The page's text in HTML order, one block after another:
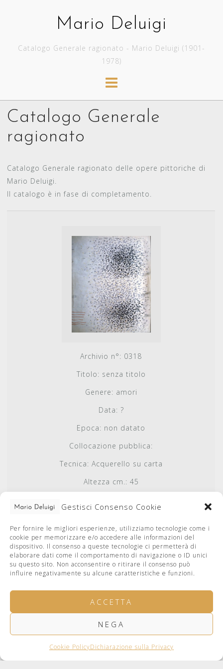
Gestisci Consenso Cookie
Per fornire le migliori esperienze, utilizziamo tecnologie come i
cookie per memorizzare e/o accedere alle informazioni del
dispositivo. Il consenso a queste tecnologie ci permetterà di
elaborare dati come il comportamento di navigazione o ID unici
su questo sito. Non acconsentire o ritirare il consenso può
influire negativamente su alcune caratteristiche e funzioni.
ACCETTA
NEGA
Cookie PolicyDichiarazione sulla Privacy
Mario Deluigi
Catalogo Generale ragionato - Mario Deluigi (1901-
1978)
Catalogo Generale
ragionato
Catalogo Generale ragionato delle opere pittoriche di
Mario Deluigi.
Il catalogo è in fase di completamento.
Archivio n°: 0318
Titolo: senza titolo
Genere: amori
Data: ?
Epoca: non datato
Collocazione pubblica:
Tecnica: Acquerello su carta
Altezza cm.: 45
Autenticato il:1998-02-15
Privacy Policy
Bugno Art Gallery